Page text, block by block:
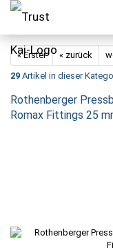
« Erster « zurück
29 Artikel in dieser
Rothenberger
Romax Fittings 25